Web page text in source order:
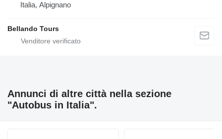
Italia, Alpignano
Bellando Tours
Annunci di altre città nella sezione
"Autobus in Italia".